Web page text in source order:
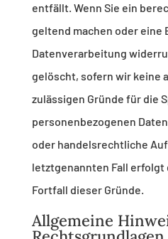
entfällt. Wenn Sie ein
geltend machen oder eine
Datenverarbeitung
gelöscht, sofern wir keine
zulässigen Gründe für die
personenbezogenen
oder handelsrechtliche
letztgenannten Fall erfolgt
Fortfall dieser Gründe.
Allgemeine